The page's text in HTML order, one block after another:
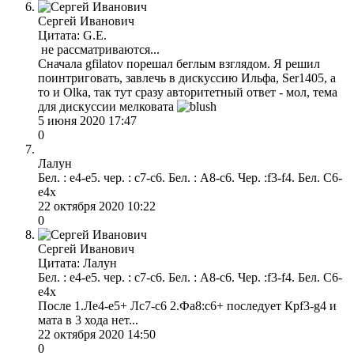
Сергей Иванович
Цитата: G.E.
не рассматриваются...
Сначала gfilatov порешал беглым взглядом. Я решил
поинтриговать, завлечь в дискуссию Ильфа, Ser1405, а
то и Olkа, так тут сразу авторитетный ответ - мол, тема
для дискуссии мелковата
5 июня 2020 17:47
0
Лалун
Бел. : е4-е5. чер. : с7-с6. Бел. : А8-с6. Чер. :f3-f4. Бел. С6-
е4х
22 октября 2020 10:22
0
Сергей Иванович
Цитата: Лалун
Бел. : е4-е5. чер. : с7-с6. Бел. : А8-с6. Чер. :f3-f4. Бел. С6-
е4х
После 1.Ле4-е5+ Лс7-с6 2.Фа8:с6+ последует Крf3-g4 и
мата в 3 хода нет...
22 октября 2020 14:50
0